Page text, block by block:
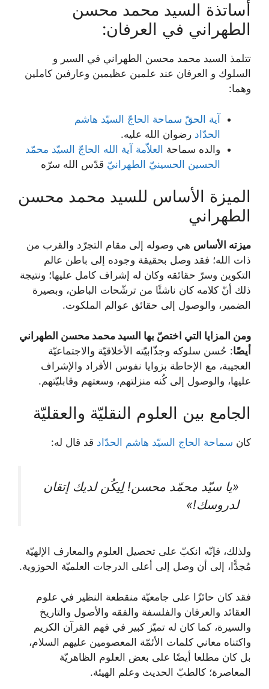
أساتذة السيد محمد محسن
الطهراني في العرفان:
تتلمذ السيد محمد محسن الطهراني في السير و
السلوك و العرفان عند علمين عظيمين وعارفين كاملين
وهما:
آیة الحقّ سماحة الحاجّ السیّد هاشم
الحدّاد رضوان الله علیه.
والده سماحة العلاّمة آیة ‌الله الحاجّ السیّد محمّد
الحسین الحسینيّ الطهرانيّ قدّس الله سرّه
الميزة الأساس للسيد محمد محسن
الطهراني
ميزته الأساس هي وصوله إلى مقام التجرّد والقرب من
ذات الله؛ فقد وصل بحقيقة وجوده إلى باطن عالم
التكوين وسرّ حقائقه وكان له إشراف كامل عليها؛ ونتيجة
ذلك أنّ كلامه كان ناشئًا من ترشّحات الباطن، وبصيرة
الضمير، والوصول إلى حقائق عوالم الملكوت.
ومن المزايا التي اختصّ بها السيد محمد محسن الطهراني
أيضًا: حُسن سلوكه وجذّابيّته الأخلاقيّة والاجتماعيّة
العجيبة، مع الإحاطة بزوايا نفوس الأفراد والإشراف
عليها، والوصول إلى كُنه منزلتهم، وسعتهم وقابليّتهم.
الجامع بين العلوم النقليّة والعقلیّة
كان سماحة الحاج السیّد هاشم الحدّاد قد قال له:
«يا سیّد محمّد محسن! لِيكُن لديك إتقان
لدروسك!»
ولذلك، فإنّه انكبّ على تحصيل العلوم والمعارف الإلهيّة
مُجدًّا، إلى أن وصل إلى أعلى الدرجات العلميّة الحوزوية.
فقد كان حائزًا على جامعيّة منقطعة النظير في علوم
العقائد والعرفان والفلسفة والفقه والأصول والتاريخ
والسيرة، كما كان له تميّز كبير في فهم القرآن الكريم
واكتناه معاني كلمات الأئمّة المعصومين عليهم السلام،
بل كان مطلعا أيضًا على بعض العلوم الظاهريّة
المعاصرة؛ كالطبّ الحديث وعلم الهيئة.